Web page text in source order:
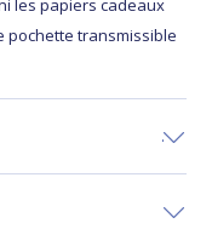
les papiers cadeaux
pochette transmissible